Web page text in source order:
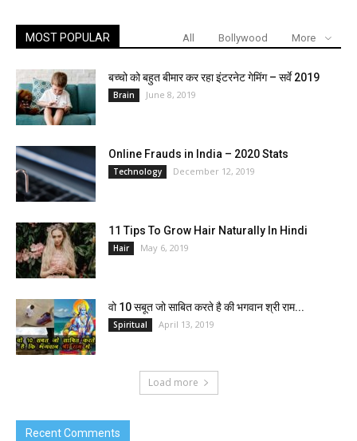
MOST POPULAR All Bollywood More
बच्चो को बहुत बीमार कर रहा इंटरनेट गेमिंग – सर्वे 2019
Brain June 8, 2019
Online Frauds in India – 2020 Stats
Technology December 12, 2019
11 Tips To Grow Hair Naturally In Hindi
Hair May 6, 2019
वो 10 सबूत जो साबित करते है की भगवान श्री राम...
Spiritual April 13, 2019
Load more
Recent Comments